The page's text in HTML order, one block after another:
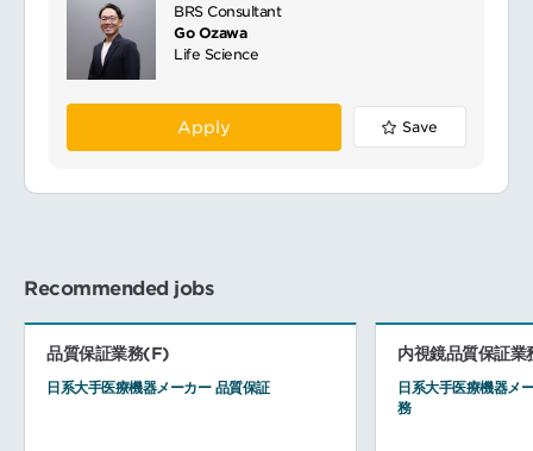
BRS Consultant
Go Ozawa
Life Science
Apply Save
Recommended jobs
品質保証業務(F)
日系大手医療機器メーカー 品質保証
内視鏡品質保証業
日系大手医療機器メ
務